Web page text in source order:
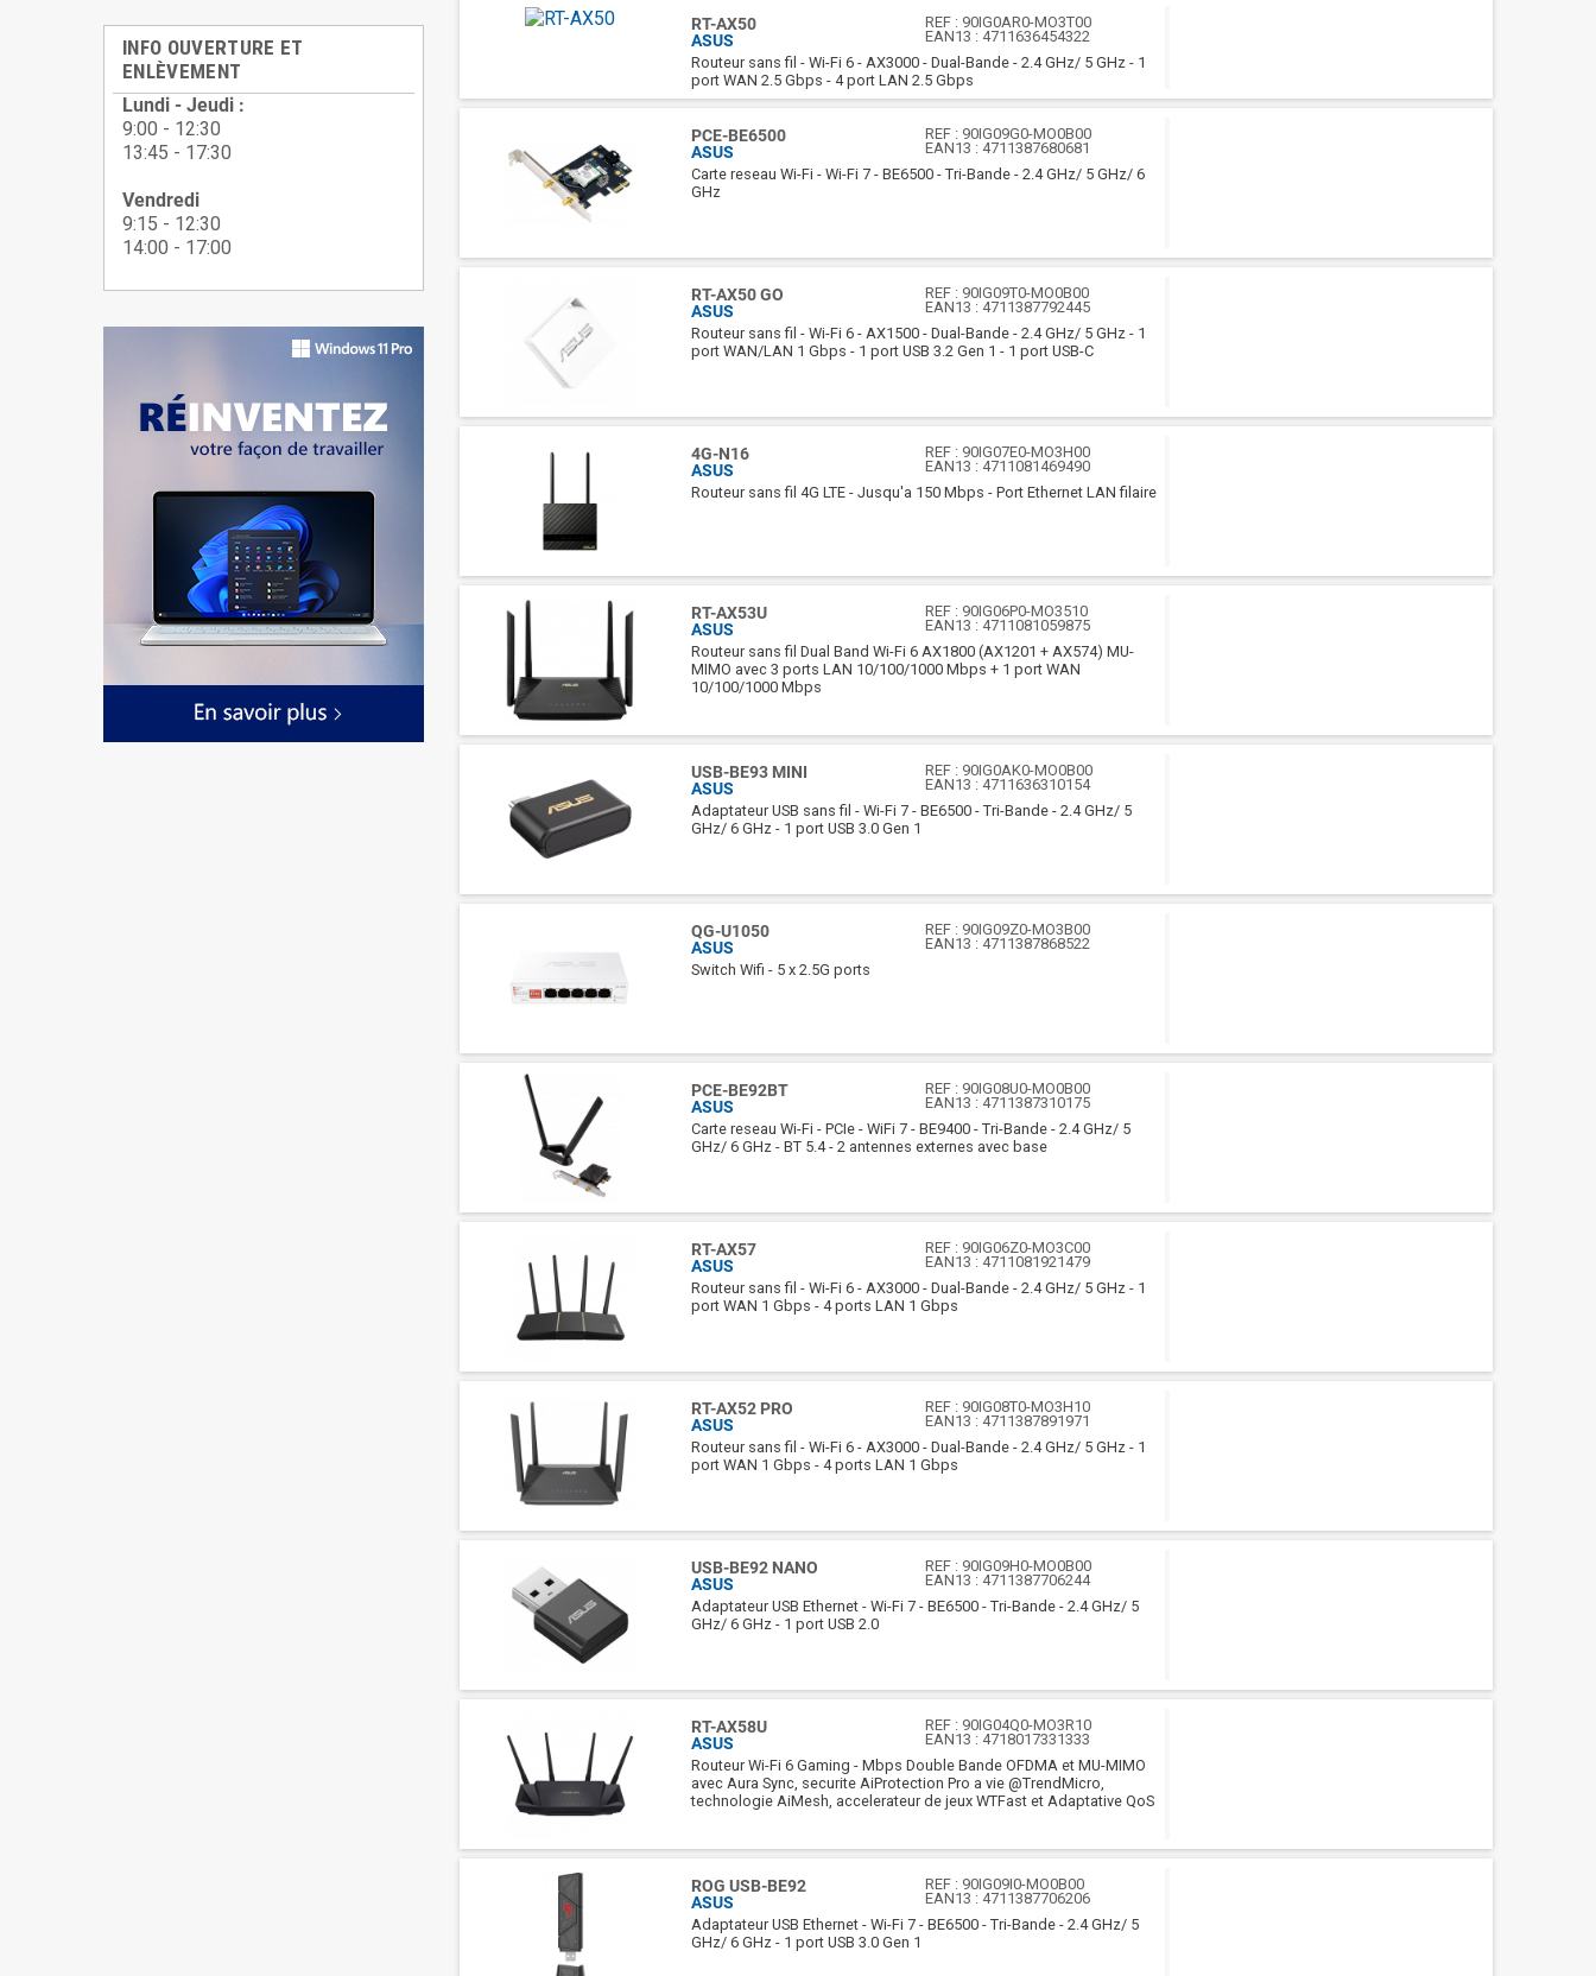
INFO OUVERTURE ET
ENLÈVEMENT
Lundi - Jeudi :
9:00 - 12:30
13:45 - 17:30
Vendredi
9:15 - 12:30
14:00 - 17:00
RT-AX50
ASUS
REF : 90IG0AR0-MO3T00
EAN13 : 4711636454322
Routeur sans fil - Wi-Fi 6 - AX3000 - Dual-Bande - 2.4 GHz/ 5 GHz - 1
port WAN 2.5 Gbps - 4 port LAN 2.5 Gbps
PCE-BE6500
ASUS
REF : 90IG09G0-MO0B00
EAN13 : 4711387680681
Carte reseau Wi-Fi - Wi-Fi 7 - BE6500 - Tri-Bande - 2.4 GHz/ 5 GHz/ 6
GHz
RT-AX50 GO
ASUS
REF : 90IG09T0-MO0B00
EAN13 : 4711387792445
Routeur sans fil - Wi-Fi 6 - AX1500 - Dual-Bande - 2.4 GHz/ 5 GHz - 1
port WAN/LAN 1 Gbps - 1 port USB 3.2 Gen 1 - 1 port USB-C
4G-N16
ASUS
REF : 90IG07E0-MO3H00
EAN13 : 4711081469490
Routeur sans fil 4G LTE - Jusqu'a 150 Mbps - Port Ethernet LAN filaire
RT-AX53U
ASUS
REF : 90IG06P0-MO3510
EAN13 : 4711081059875
Routeur sans fil Dual Band Wi-Fi 6 AX1800 (AX1201 + AX574) MU-
MIMO avec 3 ports LAN 10/100/1000 Mbps + 1 port WAN
10/100/1000 Mbps
USB-BE93 MINI
ASUS
REF : 90IG0AK0-MO0B00
EAN13 : 4711636310154
Adaptateur USB sans fil - Wi-Fi 7 - BE6500 - Tri-Bande - 2.4 GHz/ 5
GHz/ 6 GHz - 1 port USB 3.0 Gen 1
QG-U1050
ASUS
REF : 90IG09Z0-MO3B00
EAN13 : 4711387868522
Switch Wifi - 5 x 2.5G ports
PCE-BE92BT
ASUS
REF : 90IG08U0-MO0B00
EAN13 : 4711387310175
Carte reseau Wi-Fi - PCIe - WiFi 7 - BE9400 - Tri-Bande - 2.4 GHz/ 5
GHz/ 6 GHz - BT 5.4 - 2 antennes externes avec base
RT-AX57
ASUS
REF : 90IG06Z0-MO3C00
EAN13 : 4711081921479
Routeur sans fil - Wi-Fi 6 - AX3000 - Dual-Bande - 2.4 GHz/ 5 GHz - 1
port WAN 1 Gbps - 4 ports LAN 1 Gbps
RT-AX52 PRO
ASUS
REF : 90IG08T0-MO3H10
EAN13 : 4711387891971
Routeur sans fil - Wi-Fi 6 - AX3000 - Dual-Bande - 2.4 GHz/ 5 GHz - 1
port WAN 1 Gbps - 4 ports LAN 1 Gbps
USB-BE92 NANO
ASUS
REF : 90IG09H0-MO0B00
EAN13 : 4711387706244
Adaptateur USB Ethernet - Wi-Fi 7 - BE6500 - Tri-Bande - 2.4 GHz/ 5
GHz/ 6 GHz - 1 port USB 2.0
RT-AX58U
ASUS
REF : 90IG04Q0-MO3R10
EAN13 : 4718017331333
Routeur Wi-Fi 6 Gaming - Mbps Double Bande OFDMA et MU-MIMO
avec Aura Sync, securite AiProtection Pro a vie @TrendMicro,
technologie AiMesh, accelerateur de jeux WTFast et Adaptative QoS
ROG USB-BE92
ASUS
REF : 90IG09I0-MO0B00
EAN13 : 4711387706206
Adaptateur USB Ethernet - Wi-Fi 7 - BE6500 - Tri-Bande - 2.4 GHz/ 5
GHz/ 6 GHz - 1 port USB 3.0 Gen 1